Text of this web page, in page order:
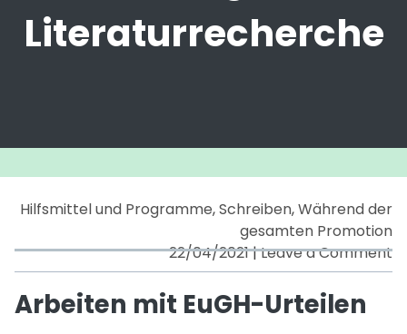
Literaturrecherche
Hilfsmittel und Programme,Schreiben,Während der
gesamten Promotion
22/04/2021|Leave a Comment
Arbeiten mit EuGH-Urteilen